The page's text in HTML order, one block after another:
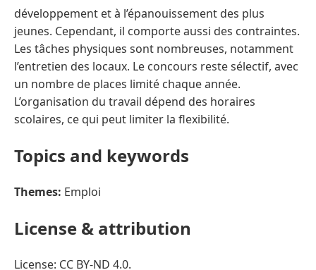
développement et à l’épanouissement des plus
jeunes. Cependant, il comporte aussi des contraintes.
Les tâches physiques sont nombreuses, notamment
l’entretien des locaux. Le concours reste sélectif, avec
un nombre de places limité chaque année.
L’organisation du travail dépend des horaires
scolaires, ce qui peut limiter la flexibilité.
Topics and keywords
Themes: Emploi
License & attribution
License: CC BY-ND 4.0.